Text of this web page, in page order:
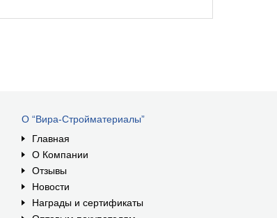
О “Вира-Стройматериалы”
Главная
О Компании
Отзывы
Новости
Награды и сертификаты